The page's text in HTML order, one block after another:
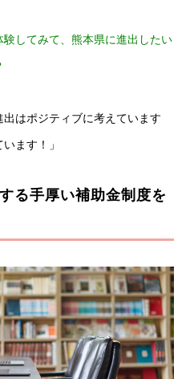
してみて、熊本県に進出したい
はポジティブに考えています
ます！」
る手厚い補助金制度を